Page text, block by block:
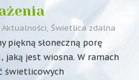
Aktualności, Świetlica zdalna
piękną słoneczną porę
jaką jest wiosna. W ramach
świetlicowych